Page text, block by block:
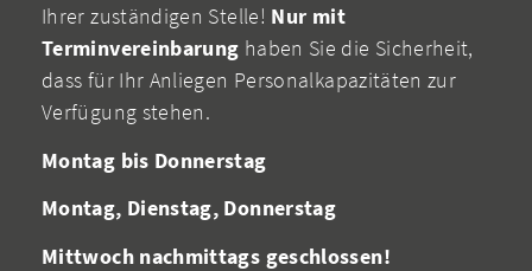
Ihrer zuständigen Stelle! Nur mit
Terminvereinbarung haben Sie die Sicherheit,
dass für Ihr Anliegen Personalkapazitäten zur
Verfügung stehen.
Montag bis Donnerstag
Montag, Dienstag, Donnerstag
Mittwoch nachmittags geschlossen!